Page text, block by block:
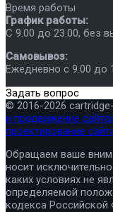
Время работы
График работы:
C 9.00 до 23.00, без
Самовывоз:
Ежедневно с 9.00 до
Задать вопрос
© 2016-2026
и продвижение
проектирование
Обращаем ваше
носит
каких условиях не
определяемой
кодекса Российской